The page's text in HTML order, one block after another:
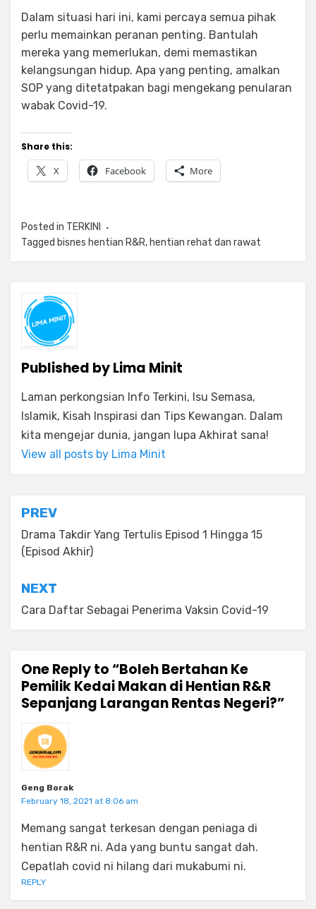
Dalam situasi hari ini, kami percaya semua pihak
perlu memainkan peranan penting. Bantulah
mereka yang memerlukan, demi memastikan
kelangsungan hidup. Apa yang penting, amalkan
SOP yang ditetatpakan bagi mengekang penularan
wabak Covid-19.
Share this:
X Facebook More
Posted in TERKINI
Tagged bisnes hentian R&R, hentian rehat dan rawat
Published byLima Minit
Laman perkongsian Info Terkini, Isu Semasa,
Islamik, Kisah Inspirasi dan Tips Kewangan. Dalam
kita mengejar dunia, jangan lupa Akhirat sana!
View all posts by Lima Minit
Post
navigation
PREV
Drama Takdir Yang Tertulis Episod 1 Hingga 15
(Episod Akhir)
NEXT
Cara Daftar Sebagai Penerima Vaksin Covid-19
One Reply to “Boleh Bertahan Ke
Pemilik Kedai Makan di Hentian R&R
Sepanjang Larangan Rentas Negeri?”
Geng Borak
February 18, 2021 at 8:06 am
Memang sangat terkesan dengan peniaga di
hentian R&R ni. Ada yang buntu sangat dah.
Cepatlah covid ni hilang dari mukabumi ni.
REPLY